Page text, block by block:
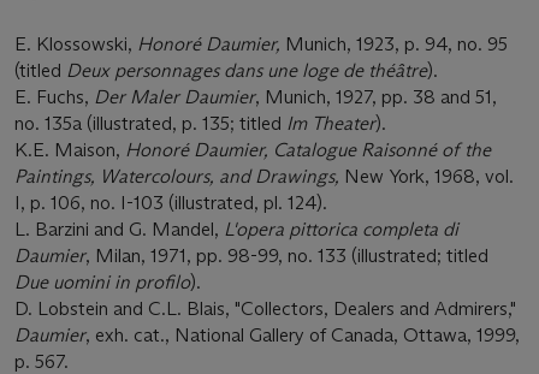
E. Klossowski, Honoré Daumier, Munich, 1923, p. 94, no. 95
(titled Deux personnages dans une loge de théâtre).
E. Fuchs, Der Maler Daumier, Munich, 1927, pp. 38 and 51,
no. 135a (illustrated, p. 135; titled Im Theater).
K.E. Maison, Honoré Daumier, Catalogue Raisonné of the
Paintings, Watercolours, and Drawings, New York, 1968, vol.
I, p. 106, no. I-103 (illustrated, pl. 124).
L. Barzini and G. Mandel, L'opera pittorica completa di
Daumier, Milan, 1971, pp. 98-99, no. 133 (illustrated; titled
Due uomini in profilo).
D. Lobstein and C.L. Blais, "Collectors, Dealers and Admirers,"
Daumier, exh. cat., National Gallery of Canada, Ottawa, 1999,
p. 567.